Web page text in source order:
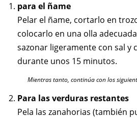
para el ñame
Pelar el ñame, cortarlo en
colocarlo en una olla
sazonar ligeramente con sal y
durante unos 15 minutos.
Mientras tanto, continúa con los
Para las verduras restantes
Pela las zanahorias (también